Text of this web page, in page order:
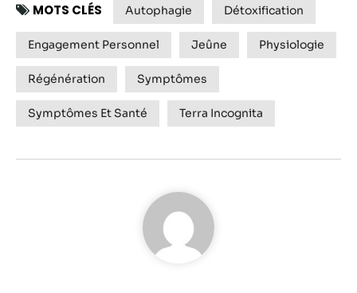
MOTS CLÉS Autophagie Détoxification
Engagement Personnel Jeûne Physiologie
Régénération Symptômes
Symptômes Et Santé Terra Incognita